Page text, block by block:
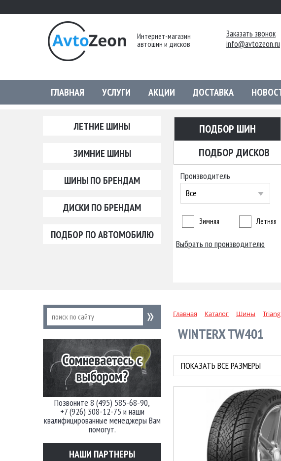
Интернет-магазин
автошин и дисков
Заказать звонок
info@avtozeon.ru
ГЛАВНАЯ УСЛУГИ АКЦИИ ДОСТАВКА
ЛЕТНИЕ ШИНЫ
ЗИМНИЕ ШИНЫ
ШИНЫ ПО БРЕНДАМ
ДИСКИ ПО БРЕНДАМ
ПОДБОР ПО АВТОМОБИЛЮ
ПОДБОР ШИН
ПОДБОР ДИСКОВ
Производитель
Все
Зимняя Летняя
Выбрать по производителю
Позвоните 8 (495) 585-68-90,
+7 (926) 308-12-75 и наши
квалифицированные менеджеры Вам
помогут.
НАШИ ПАРТНЕРЫ
Главная Каталог Шины
WINTERX TW401
ПОКАЗАТЬ ВСЕ РАЗМЕРЫ